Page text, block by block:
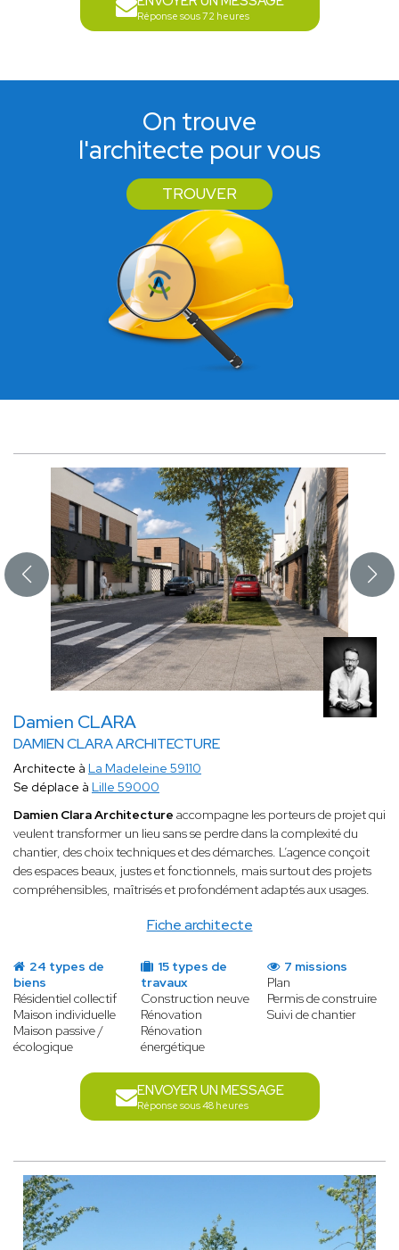
Réponse sous 72 heures
On trouve
l'architecte pour vous
TROUVER
Damien CLARA
DAMIEN CLARA ARCHITECTURE
Fiche architecte
Architecte à La Madeleine 59110
Se déplace à Lille 59000
Damien Clara Architecture accompagne les porteurs de projet qui
veulent transformer un lieu sans se perdre dans la complexité du
chantier, des choix techniques et des démarches. L’agence conçoit
des espaces beaux, justes et fonctionnels, mais surtout des projets
compréhensibles, maîtrisés et profondément adaptés aux usages.
24 types de
biens
Résidentiel collectif
Maison individuelle
Maison passive /
écologique
15 types de
travaux
Construction neuve
Rénovation
Rénovation
énergétique
7 missions
Plan
Permis de construire
Suivi de chantier
ENVOYER UN MESSAGE
Réponse sous 48 heures